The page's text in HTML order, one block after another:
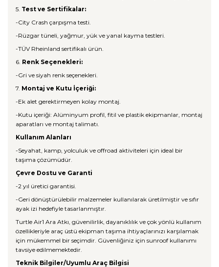
5. Test ve Sertifikalar:
-City Crash çarpışma testi.
-Rüzgar tüneli, yağmur, yük ve yanal kayma testleri.
-TÜV Rheinland sertifikalı ürün.
6. Renk Seçenekleri:
-Gri ve siyah renk seçenekleri.
7. Montaj ve Kutu İçeriği:
-Ek alet gerektirmeyen kolay montaj.
-Kutu içeriği: Alüminyum profil, fitil ve plastik ekipmanlar, montaj
aparatları ve montaj talimatı.
Kullanım Alanları
-Seyahat, kamp, yolculuk ve offroad aktiviteleri için ideal bir
taşıma çözümüdür.
Çevre Dostu ve Garanti
-2 yıl üretici garantisi.
-Geri dönüştürülebilir malzemeler kullanılarak üretilmiştir ve sıfır
ayak izi hedefiyle tasarlanmıştır.
Turtle Air1 Ara Atkı, güvenilirlik, dayanıklılık ve çok yönlü kullanım
özellikleriyle araç üstü ekipman taşıma ihtiyaçlarınızı karşılamak
için mükemmel bir seçimdir. Güvenliğiniz için sunroof kullanımı
tavsiye edilmemektedir.
Teknik Bilgiler/Uyumlu Araç Bilgisi